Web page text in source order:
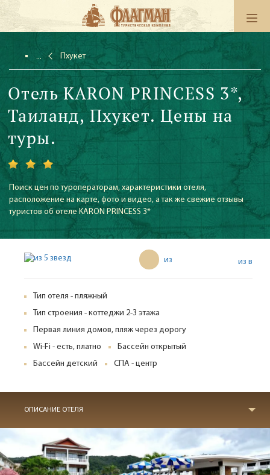
Пхукет
Отель KARON PRINCESS 3*,
Таиланд, Пхукет. Цены на
туры.
Поиск цен по туроператорам, характеристики отеля,
расположение на карте, фото и видео, а так же свежие отзывы
туристов об отеле KARON PRINCESS 3*
из из в
Тип отеля - пляжный
Тип строения - коттеджи 2-3 этажа
Первая линия домов, пляж через дорогу
Wi-Fi - есть, платно
Бассейн открытый
Бассейн детский
СПА - центр
ОПИСАНИЕ ОТЕЛЯ